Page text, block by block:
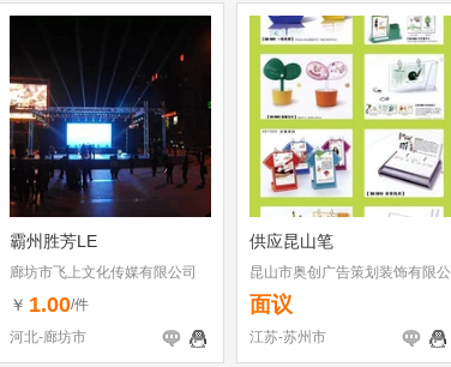
霸州胜芳LE
廊坊市飞上文化传媒有限公司
￥ 1.00/件
河北-廊坊市
供应昆山笔
昆山市奥创广告策划装饰有限公
司
面议
江苏-苏州市